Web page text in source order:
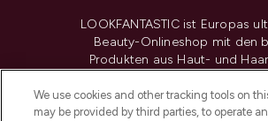
LOOKFANTASTIC ist Europas
Beauty-Onlineshop mit den
Produkten aus Haut- und
renommierten Marken.
oder über die App mit
We use cookies and other tracking tools on
may be provided by third parties, to operate